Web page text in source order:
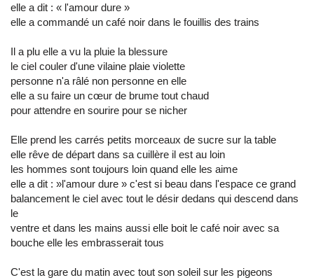
elle a dit : « l'amour dure »
elle a commandé un café noir dans le fouillis des trains
Il a plu elle a vu la pluie la blessure
le ciel couler d'une vilaine plaie violette
personne n'a râlé non personne en elle
elle a su faire un cœur de brume tout chaud
pour attendre en sourire pour se nicher
Elle prend les carrés petits morceaux de sucre sur la table
elle rêve de départ dans sa cuillère il est au loin
les hommes sont toujours loin quand elle les aime
elle a dit : »l'amour dure » c'est si beau dans l'espace ce grand
balancement le ciel avec tout le désir dedans qui descend dans
le
ventre et dans les mains aussi elle boit le café noir avec sa
bouche elle les embrasserait tous
C'est la gare du matin avec tout son soleil sur les pigeons